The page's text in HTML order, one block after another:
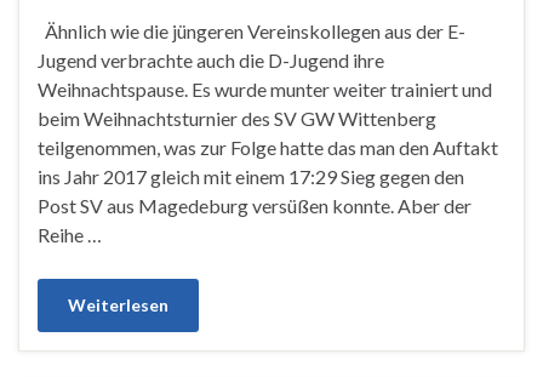
Ähnlich wie die jüngeren Vereinskollegen aus der E-
Jugend verbrachte auch die D-Jugend ihre
Weihnachtspause. Es wurde munter weiter trainiert und
beim Weihnachtsturnier des SV GW Wittenberg
teilgenommen, was zur Folge hatte das man den Auftakt
ins Jahr 2017 gleich mit einem 17:29 Sieg gegen den
Post SV aus Magedeburg versüßen konnte. Aber der
Reihe …
Weiterlesen